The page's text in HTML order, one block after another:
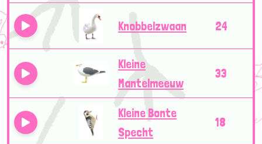
Knobbelzwaan 24
Kleine
Mantelmeeuw
33
Kleine Bonte
Specht
18